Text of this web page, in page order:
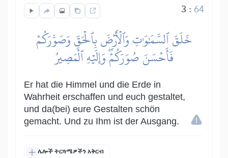
3 :64
خَلَقَ ٱلسَّمَٰوَٰتِ وَٱلۡأَرۡضَ بِٱلۡحَقِّ وَصَوَّرَكُمۡ
فَأَحۡسَنَ صُوَرَكُمۡۖ وَإِلَيۡهِ ٱلۡمَصِيرُ
Er hat die Himmel und die Erde in
Wahrheit erschaffen und euch gestaltet,
und da(bei) eure Gestalten schön
gemacht. Und zu Ihm ist der Ausgang.
ሌሎች ትርጓሜዎችን አቅርብ